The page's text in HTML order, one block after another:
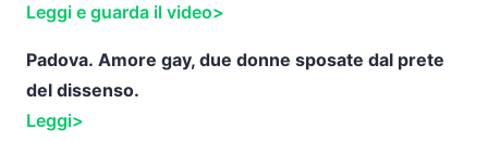
Leggi e guarda il video>
Padova. Amore gay, due donne sposate dal prete
del dissenso.
Leggi>